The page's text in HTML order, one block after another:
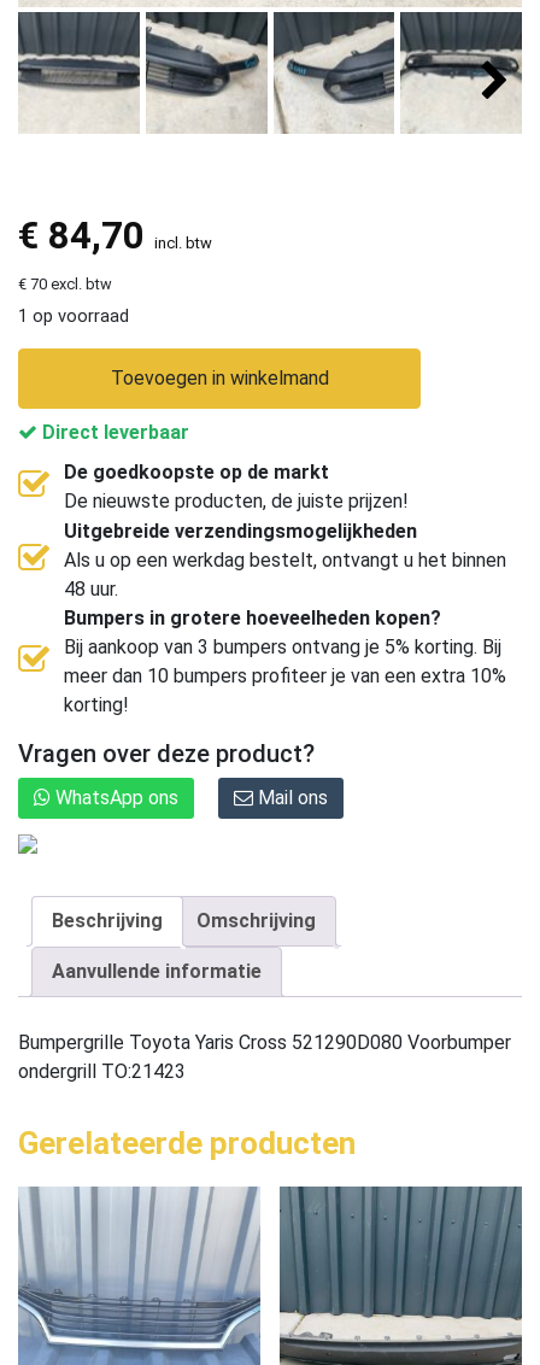
€ 84,70 incl. btw
€ 70 excl. btw
1 op voorraad
Toevoegen in winkelmand
Direct leverbaar
De goedkoopste op de markt
De nieuwste producten, de juiste prijzen!
Uitgebreide verzendingsmogelijkheden
Als u op een werkdag bestelt, ontvangt u het binnen
48 uur.
Bumpers in grotere hoeveelheden kopen?
Bij aankoop van 3 bumpers ontvang je 5% korting. Bij
meer dan 10 bumpers profiteer je van een extra 10%
korting!
Vragen over deze product?
WhatsApp ons Mail ons
Beschrijving Omschrijving
Aanvullende informatie
Bumpergrille Toyota Yaris Cross 521290D080 Voorbumper
ondergrill TO:21423
Gerelateerde producten